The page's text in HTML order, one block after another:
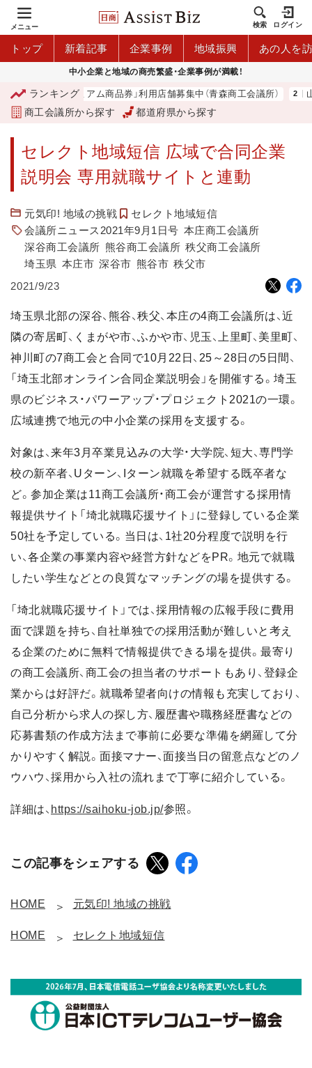
メニュー 検索 ログイン
トップ 新着記事 企業事例 地域振興 あの人を
中小企業と地域の商売繁盛・企業事例が満載！
ランキング
「青森市プレミアム商品券」利用店舗募集中（青森商工会議所） 山
商工会議所から探す 都道府県から探す
セレクト地域短信 広域で合同企業
説明会 専用就職サイトと連動
元気印! 地域の挑戦
セレクト地域短信
会議所ニュース2021年9月1日号 本庄商工会議所
深谷商工会議所 熊谷商工会議所 秩父商工会議所
埼玉県 本庄市 深谷市 熊谷市 秩父市
2021/9/23
埼玉県北部の深谷、熊谷、秩父、本庄の4商工会議所は、近
隣の寄居町、くまがや市、ふかや市、児玉、上里町、美里町、
神川町の7商工会と合同で10月22日、25～28日の5日間、
「埼玉北部オンライン合同企業説明会」を開催する。埼玉
県のビジネス・パワーアップ・プロジェクト2021の一環。
広域連携で地元の中小企業の採用を支援する。
対象は、来年3月卒業見込みの大学・大学院、短大、専門学
校の新卒者、Uターン、Iターン就職を希望する既卒者な
ど。参加企業は11商工会議所・商工会が運営する採用情
報提供サイト「埼北就職応援サイト」に登録している企業
50社を予定している。当日は、1社20分程度で説明を行
い、各企業の事業内容や経営方針などをPR。地元で就職
したい学生などとの良質なマッチングの場を提供する。
「埼北就職応援サイト」では、採用情報の広報手段に費用
面で課題を持ち、自社単独での採用活動が難しいと考え
る企業のために無料で情報提供できる場を提供。最寄り
の商工会議所、商工会の担当者のサポートもあり、登録企
業からは好評だ。就職希望者向けの情報も充実しており、
自己分析から求人の探し方、履歴書や職務経歴書などの
応募書類の作成方法まで事前に必要な準備を網羅して分
かりやすく解説。面接マナー、面接当日の留意点などのノ
ウハウ、採用から入社の流れまで丁寧に紹介している。
詳細は、 https://saihoku-job.jp/参照。
この記事をシェアする
HOME 元気印! 地域の挑戦
HOME セレクト地域短信